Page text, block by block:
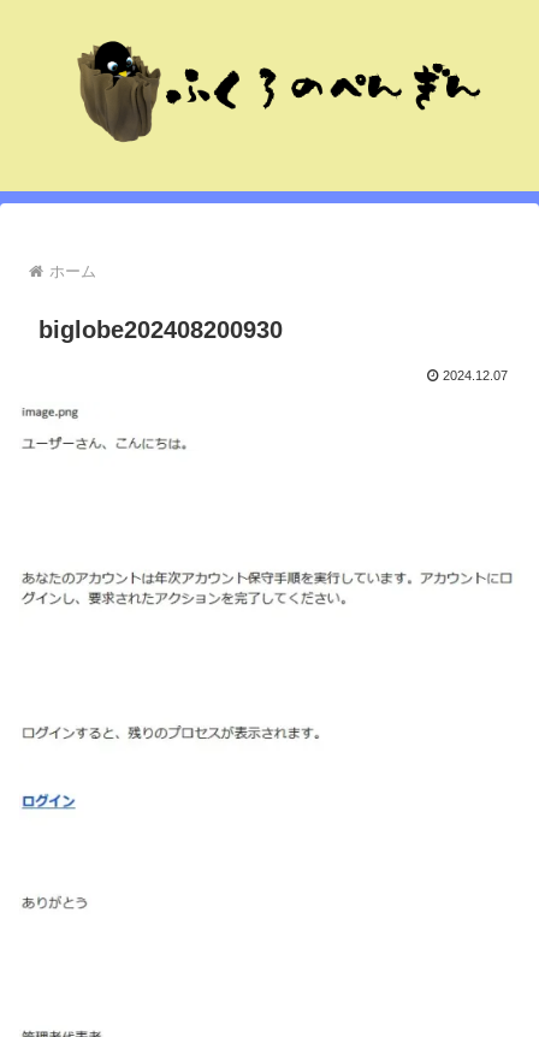
ホーム
biglobe202408200930
2024.12.07